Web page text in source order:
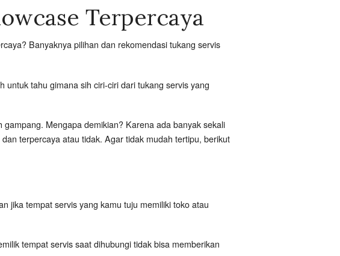
Terpercaya
Banyaknya pilihan dan rekomendasi tukang servis
tahu gimana sih ciri-ciri dari tukang servis yang
Mengapa demikian? Karena ada banyak sekali
terpercaya atau tidak. Agar tidak mudah tertipu, berikut
jika tempat servis yang kamu tuju memiliki toko atau
tempat servis saat dihubungi tidak bisa memberikan